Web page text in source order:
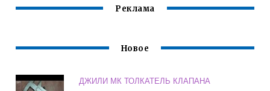
Реклама
Новое
ДЖИЛИ МК ТОЛКАТЕЛЬ КЛАПАНА